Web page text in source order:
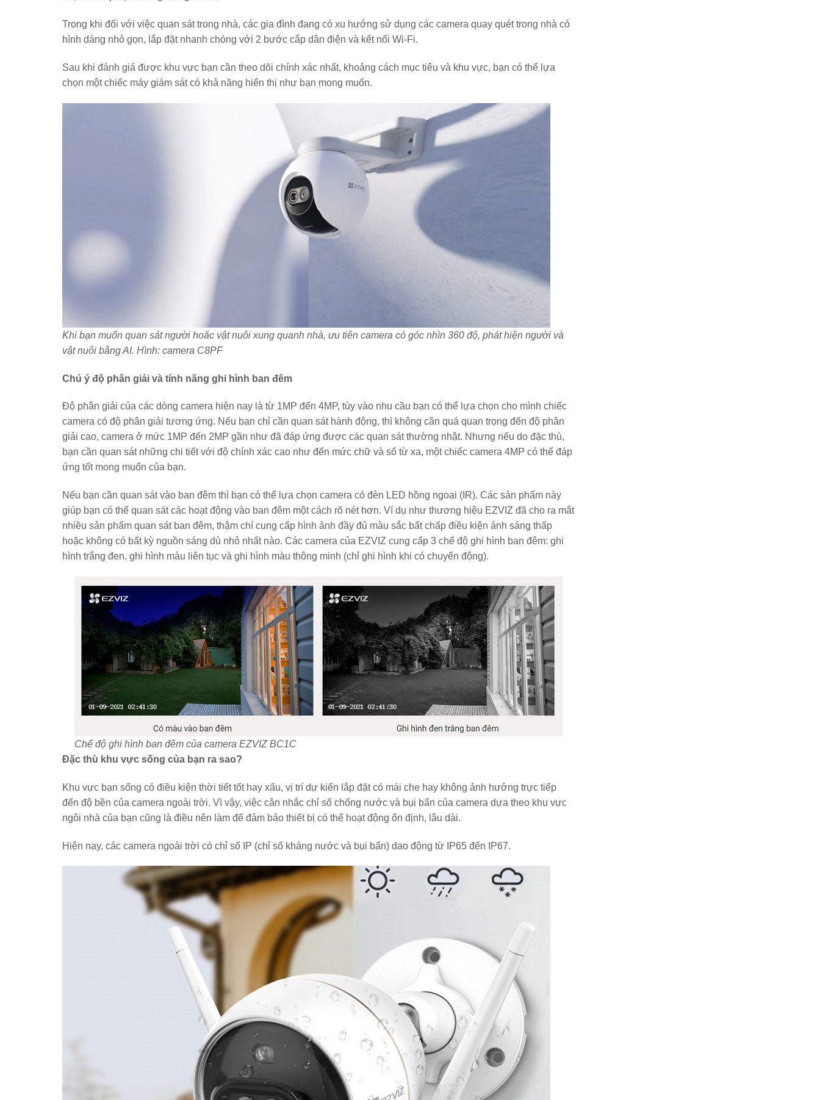
Trong khi đối với việc quan sát trong nhà, các gia đình đang có xu hướng sử dụng các camera quay quét trong nhà có
hình dáng nhỏ gọn, lắp đặt nhanh chóng với 2 bước cắp dân điện và kết nối Wi-Fi.
Sau khi đánh giá được khu vực bạn cần theo dõi chính xác nhất, khoảng cách mục tiêu và khu vực, bạn có thể lựa
chọn một chiếc máy giám sát có khả năng hiển thị như bạn mong muốn.
Khi bạn muốn quan sát người hoăc vật nuôi xung quanh nhà, ưu tiên camera có góc nhìn 360 độ, phát hiện người và
vật nuôi bằng AI. Hình: camera C8PF
Chú ý độ phân giải và tính năng ghi hình ban đêm
Độ phân giải của các dòng camera hiện nay là từ 1MP đến 4MP, tùy vào nhu cầu bạn có thể lựa chọn cho mình chiếc
camera có độ phân giải tương ứng. Nếu bạn chỉ cần quan sát hành động, thì không cần quá quan trọng đến độ phân
giải cao, camera ở mức 1MP đến 2MP gần như đã đáp ứng được các quan sát thường nhật. Nhưng nếu do đặc thù,
bạn cần quan sát những chi tiết với độ chính xác cao như đến mức chữ và số từ xa, một chiếc camera 4MP có thể đáp
ứng tốt mong muốn của bạn.
Nếu bạn cần quan sát vào ban đêm thì bạn có thể lựa chọn camera có đèn LED hồng ngoại (IR). Các sản phẩm này
giúp bạn có thể quan sát các hoạt động vào ban đêm một cách rõ nét hơn. Ví dụ như thương hiệu EZVIZ đã cho ra mắt
nhiều sản phẩm quan sát ban đêm, thậm chí cung cấp hình ảnh đầy đủ màu sắc bất chấp điều kiện ánh sáng thấp
hoặc không có bất kỳ nguồn sáng dù nhỏ nhất nào. Các camera của EZVIZ cung cấp 3 chế độ ghi hình ban đêm: ghi
hình trắng đen, ghi hình màu liên tục và ghi hình màu thông minh (chỉ ghi hình khi có chuyển động).
Chế độ ghi hình ban đêm của camera EZVIZ BC1C
Đặc thù khu vực sống của bạn ra sao?
Khu vực bạn sống có điều kiện thời tiết tốt hay xấu, vị trí dự kiến lắp đặt có mái che hay không ảnh hưởng trực tiếp
đến độ bền của camera ngoài trời. Vì vậy, việc cân nhắc chỉ số chống nước và bụi bẩn của camera dựa theo khu vực
ngôi nhà của bạn cũng là điều nên làm để đảm bảo thiết bị có thể hoạt động ổn định, lâu dài.
Hiện nay, các camera ngoài trời có chỉ số IP (chỉ số kháng nước và bụi bẩn) dao động từ IP65 đến IP67.